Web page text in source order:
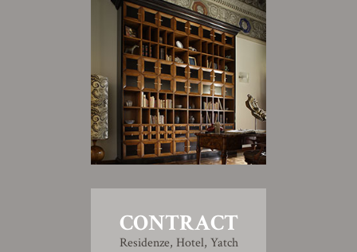
CONTRACT
Residenze, Hotel, Yatch